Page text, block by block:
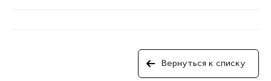
Вернуться к списку